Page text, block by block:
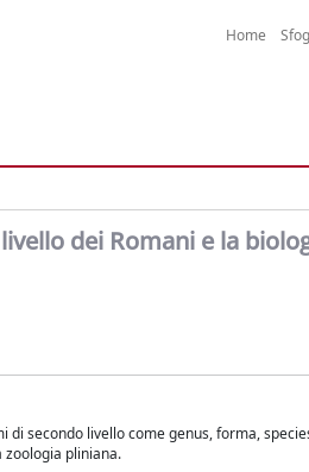
Home
dei Romani e la
secondo livello come genus, forma,
zoologia pliniana.